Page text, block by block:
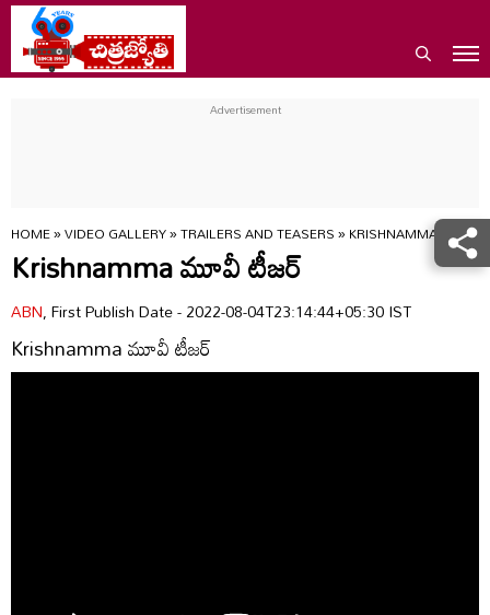
HOME»VIDEO GALLERY»TRAILERS AND TEASERS»KRISHNAMMA MOVIE
Krishnamma మూవీ టీజర్
ABN, First Publish Date - 2022-08-04T23:14:44+05:30 IST
Krishnamma మూవీ టీజర్